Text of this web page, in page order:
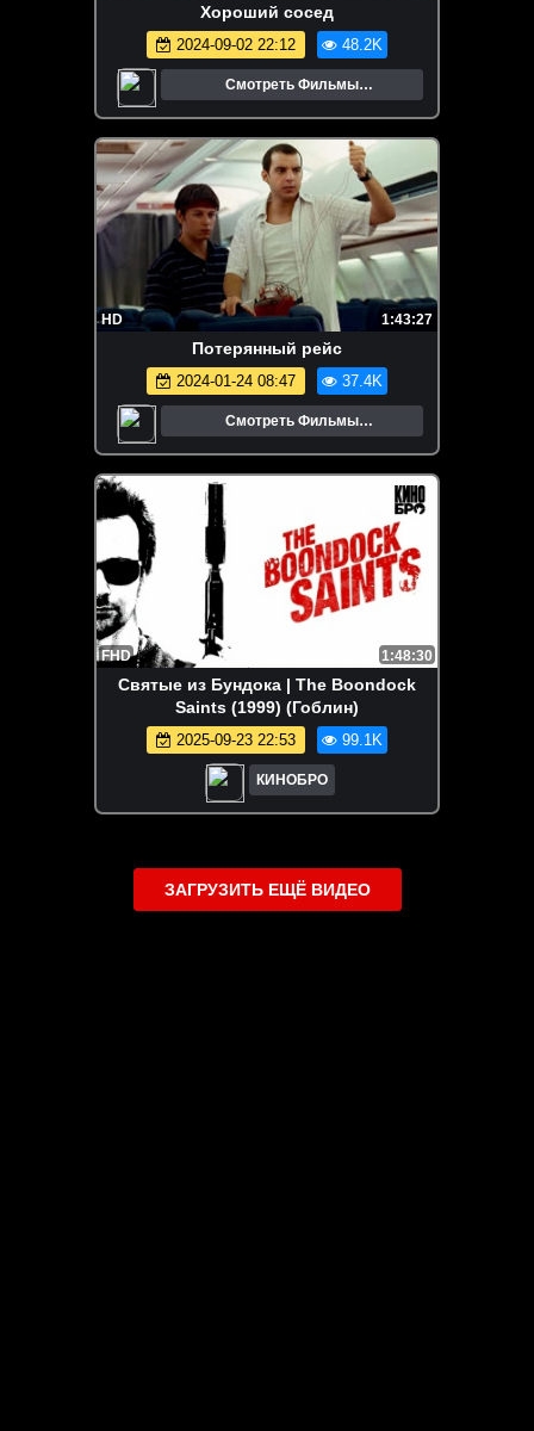
Хороший сосед
2024-09-02 22:12 48.2K
Смотреть Фильмы
HD 1:43:27
Потерянный рейс
2024-01-24 08:47 37.4K
Смотреть Фильмы
FHD 1:48:30
Святые из Бундока | The Boondock
Saints (1999) (Гоблин)
2025-09-23 22:53 99.1K
КИНОБРО
ЗАГРУЗИТЬ ЕЩЁ ВИДЕО